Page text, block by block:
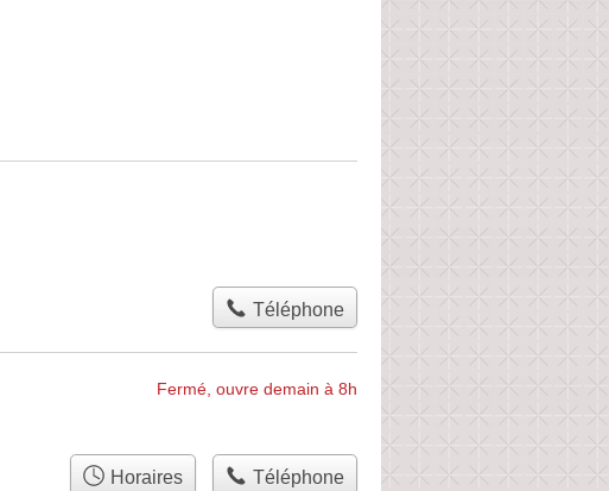
Téléphone
Fermé, ouvre demain à 8h
Horaires Téléphone